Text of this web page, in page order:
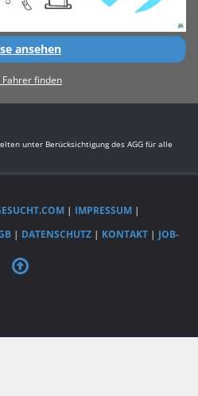
ansehen
Fahrer finden
unter Berücksichtigung des AGG für alle
| IMPRESSUM |
| DATENSCHUTZ | KONTAKT | JOB-